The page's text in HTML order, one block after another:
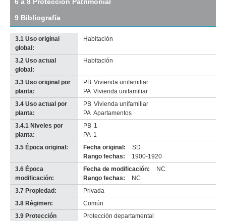
original
6 a 8 Protección Patrimonial
9 Bibliografía
3.1 Uso original
global:
Habitación
3.2 Uso actual
global:
Habitación
3.3 Uso original por
planta:
PB Vivienda unifamiliar
PA Vivienda unifamiliar
3.4 Uso actual por
planta:
PB Vivienda unifamiliar
PA Apartamentos
3.4.1 Niveles por
planta:
PB 1
PA 1
3.5 Época original:
Fecha original:
SD
Rango fechas:
1900-1920
3.6 Época
modificación:
Fecha de modificación:
NC
Rango fechas:
NC
3.7 Propiedad:
Privada
3.8 Régimen:
Común
3.9 Protección
Protección departamental